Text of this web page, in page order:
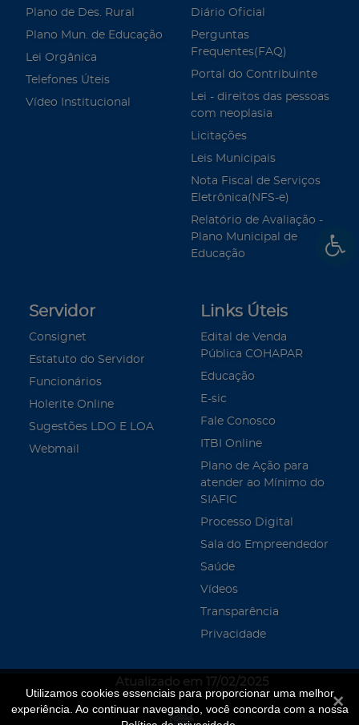
Utilizamos cookies essenciais para proporcionar uma melhor
experiência. Ao continuar navegando, você concorda com a nossa
Plano de Des. Rural
Plano Mun. de Educação
Lei Orgânica
Telefones Úteis
Vídeo Institucional
Diário Oficial
Perguntas
Frequentes(FAQ)
Portal do Contribuinte
Lei - direitos das pessoas
com neoplasia
Licitações
Leis Municipais
Nota Fiscal de Serviços
Eletrônica(NFS-e)
Relatório de Avaliação -
Plano Municipal de
Educação
Servidor
Consignet
Estatuto do Servidor
Funcionários
Holerite Online
Sugestões LDO E LOA
Webmail
Links Úteis
Edital de Venda
Pública COHAPAR
Educação
E-sic
Fale Conosco
ITBI Online
Plano de Ação para
atender ao Mínimo do
SIAFIC
Processo Digital
Sala do Empreendedor
Saúde
Vídeos
Transparência
Privacidade
Atualizado em 17/02/2025